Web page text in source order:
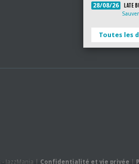
28/08/26 LATE
Toutes les
JazzMania | Confidentialité et vie privée